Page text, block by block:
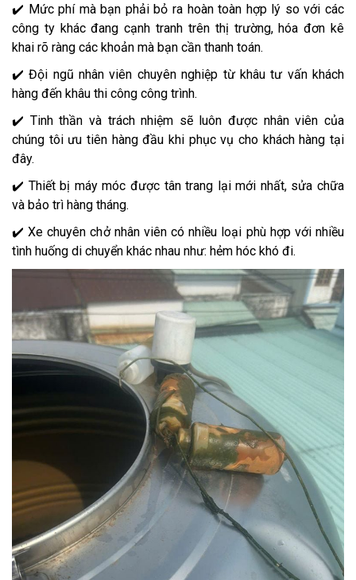
✔️ Mức phí mà bạn phải bỏ ra hoàn toàn hợp lý so với các
công ty khác đang cạnh tranh trên thị trường, hóa đơn kê
khai rõ ràng các khoản mà bạn cần thanh toán.
✔️ Đội ngũ nhân viên chuyên nghiệp từ khâu tư vấn khách
hàng đến khâu thi công công trình.
✔️ Tinh thần và trách nhiệm sẽ luôn được nhân viên của
chúng tôi ưu tiên hàng đầu khi phục vụ cho khách hàng tại
đây.
✔️ Thiết bị máy móc được tân trang lại mới nhất, sửa chữa
và bảo trì hàng tháng.
✔️ Xe chuyên chở nhân viên có nhiều loại phù hợp với nhiều
tình huống di chuyển khác nhau như: hẻm hóc khó đi.